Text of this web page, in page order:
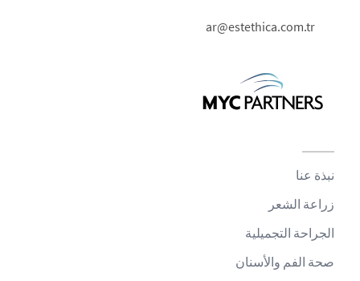
ar@estethica.com.tr
نبذة عنا
زراعة الشعر
الجراحة التجميلية
صحة الفم والأسنان